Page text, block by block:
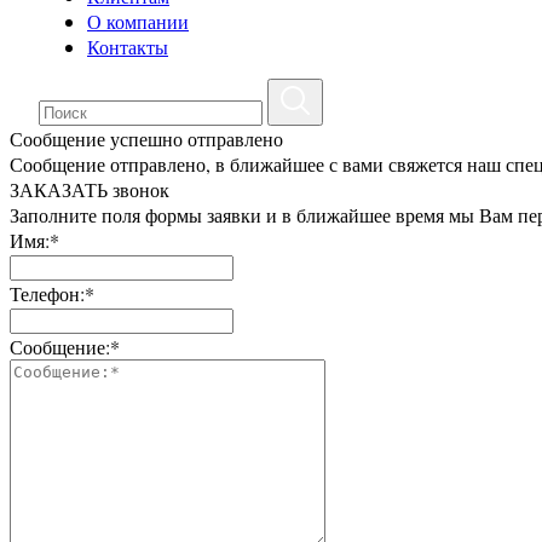
О компании
Контакты
Сообщение успешно отправлено
Сообщение отправлено, в ближайшее с вами свяжется наш
ЗАКАЗАТЬ звонок
Заполните поля формы заявки и в ближайшее время мы Вам
Имя:*
Телефон:*
Сообщение:*